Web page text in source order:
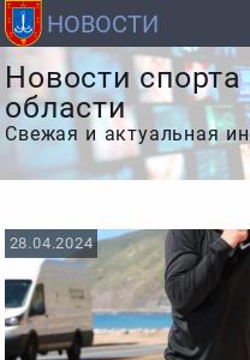
Новости
области
Свежая и актуальная
28.04.2024